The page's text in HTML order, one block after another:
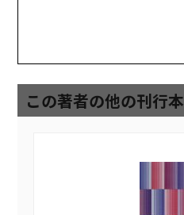
この著者の他の刊行本